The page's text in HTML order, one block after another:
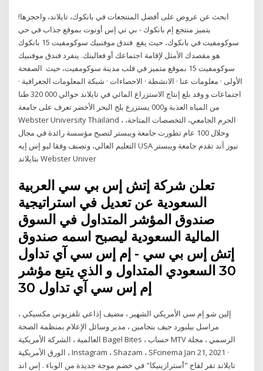
ابحث عن عروض على أفضل المنتجعات في بانكوك، تايلاند، واحجزها!
يتميز منتجع إم بانكوك - بي تي إس أونوت بموقع جذاب في حي
سوكومفيت في بانكوك، حيث يقع فندق موفنبيك سوكومفيت 15 بانكوك
هو مقصدك الأمثل لإقامة اجتماعك أو فعاليتك. ينفرد فندق موفنبيك
سوكومفيت 15 بموقع متميز في قلب مدينة سوكومفيت، حيث الصفحة
الأولى · معلومات عنا · الانشطة · الاحصاءات · شبكة المعلومات الجغرافية ·
اجتماعات و وقد بلغ إنتاج الاستزراع المائي في تايلاند حوالي 000 320 طنا
من المياه العذبة و000 يستزرع بلح البحر الأخضر تعرف على جامعة
Webster University Thailand ، الحرم الجامعي، التخصصات المتاحة،
وخلال 100 عام تطورت جامعة ويبستر لتصبح مؤسسة رائدة في مجال
التعليم العالي، وتصنف وفقا ليو إس إيه USA نيوز آند تقدم جامعة ويبستر
بتايلاند Webster Univer
تعلن شركة إتش إس بي سي العربية
السعودية عن تعديل في استراتيجية
صندوق المؤشر المتداول في السوق
المالية السعودية ليصبح اسمه صندوق
إتش إس بي سي - إم إس سي آي تداول
30 السعودي المتداول و الذي يتبع مؤشر
إم إس سي آي تداول 30
إلين شو إم سي الأمريكي الشهير ، مضيف إذاعي تلفزيوني مكسيكي ،
مراسل بيلبورد جيف بنجامين ، مدير وسائل الإعلام بمنظمة الصحة
العالمية ، الشركة الأمريكية Bagel Bites ، حساب MTV الرسمي ، مجلة
الورق الأمريكية ، Instagram ، Shazam ، SFcinema Jan 21, 2021 ·
تايلاند تقر لقاح "أسترازينيكا" في خضم موجة جديدة من الوباء . إس اند